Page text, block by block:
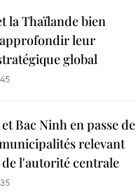
la Thaïlande bien
leur
global
Bac Ninh en passe de
relevant
l'autorité centrale